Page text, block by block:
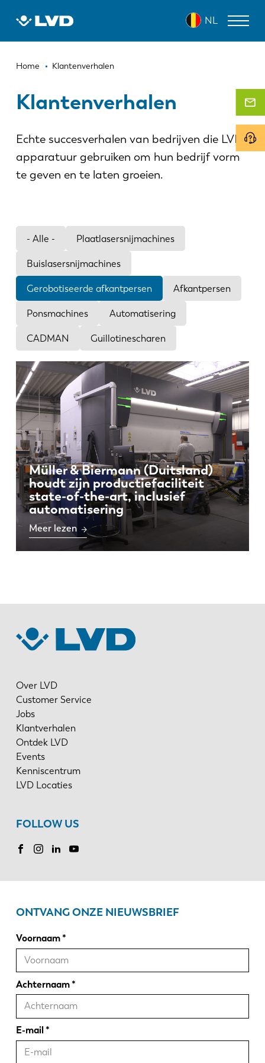
inhoud
NL
Kruimelpad
Home Klantenverhalen
Klantenverhalen
Echte succesverhalen van bedrijven die LVD-
apparatuur gebruiken om hun bedrijf vorm
te geven en te laten groeien.
- Alle - Plaatlasersnijmachines
Buislasersnijmachines
Gerobotiseerde afkantpersen Afkantpersen
Ponsmachines Automatisering
CADMAN Guillotinescharen
Müller & Biermann (Duitsland)
houdt zijn productiefaciliteit
state-of-the-art, inclusief
automatisering
Meer lezen
Over LVD
Customer Service
Jobs
Klantverhalen
Ontdek LVD
Events
Kenniscentrum
LVD Locaties
FOLLOW US
ES
PL
KO
ONTVANG ONZE NIEUWSBRIEF
Voornaam
Achternaam
E-mail
LASERSNIJMACHINES
PONSMACHINES
GUILLOTINESCHAREN
Over LVD
Nieuws
Ontdek LVD
Klantenverhalen
Events
Kenniscentrum
Sectoren en oplossingen
Jobs
Contacteer ons